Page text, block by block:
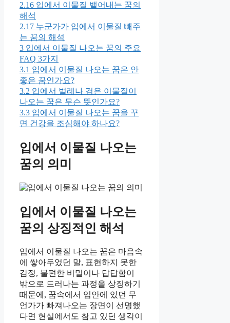
2.16 입에서 이물질 뱉어내는 꿈의
해석
2.17 누군가가 입에서 이물질 빼주
는 꿈의 해석
3 입에서 이물질 나오는 꿈의 주요
FAQ 3가지
3.1 입에서 이물질 나오는 꿈은 안
좋은 꿈인가요?
3.2 입에서 벌레나 검은 이물질이
나오는 꿈은 무슨 뜻인가요?
3.3 입에서 이물질 나오는 꿈을 꾸
면 건강을 조심해야 하나요?
입에서 이물질 나오는
꿈의 의미
입에서 이물질 나오는
꿈의 상징적인 해석
입에서 이물질 나오는 꿈은 마음속
에 쌓아두었던 말, 표현하지 못한
감정, 불편한 비밀이나 답답함이
밖으로 드러나는 과정을 상징하기
때문에, 꿈속에서 입안에 있던 무
언가가 빠져나오는 장면이 선명했
다면 현실에서도 참고 있던 생각이